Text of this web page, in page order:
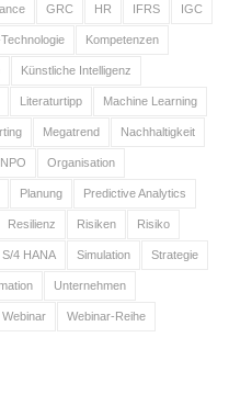
GRC HR IFRS IGC
Kompetenzen
Künstliche Intelligenz
Literaturtipp Machine Learning
Megatrend Nachhaltigkeit
NPO Organisation
Planung Predictive Analytics
Resilienz Risiken Risiko
S/4 HANA Simulation Strategie
Unternehmen
Webinar Webinar-Reihe